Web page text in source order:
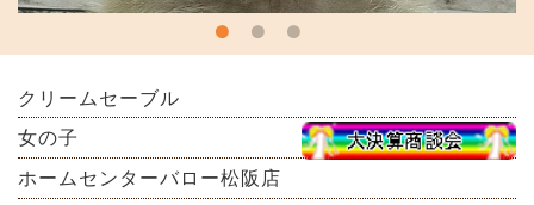
クリームセーブル
女の子
ホームセンターバロー松阪店